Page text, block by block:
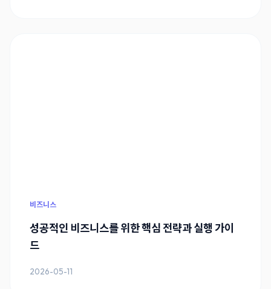
비즈니스
성공적인 비즈니스를 위한 핵심 전략과 실행 가이
드
2026-05-11